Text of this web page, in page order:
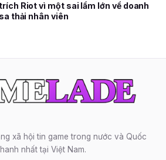
Riot vì một sai lầm lớn về doanh
thải nhân viên
xã hội tin game trong nước và Quốc
nhất tại Việt Nam.